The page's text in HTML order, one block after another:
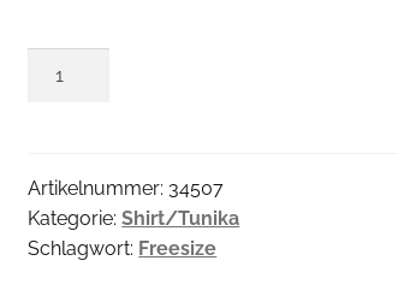
Artikelnummer: 34507
Kategorie:Shirt/Tunika
Schlagwort: Freesize